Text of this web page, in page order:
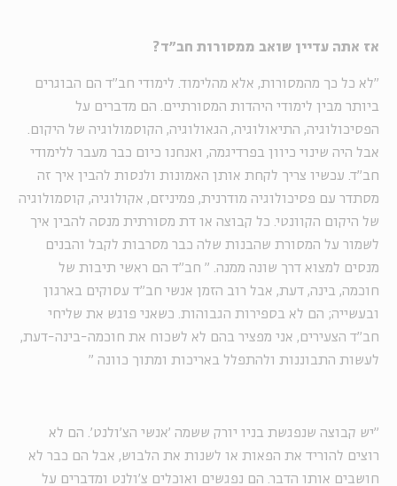
אז אתה עדיין שואב ממסורות חב"ד?
"לא כל כך מהמסורות, אלא מהלימוד. לימודי חב"ד הם הבוגרים
ביותר מבין לימודי היהדות המסורתיים. הם מדברים על
הפסיכולוגיה, התיאולוגיה, הגאולוגיה, הקוסמולוגיה של היקום.
אבל היה שינוי כיוון בפרדיגמה, ואנחנו כיום כבר מעבר ללימודי
חב"ד. עכשיו צריך לקחת אותן האמונות ולנסות להבין איך זה
מסתדר עם פסיכולוגיה מודרנית, פמיניזם, אקולוגיה, קוסמולוגיה
של היקום הקוונטי. כל קבוצה או דת מסורתית מנסה להבין איך
לשמור על המסורת שהבנות שלה כבר מסרבות לקבל והבנים
מנסים למצוא דרך שונה ממנה. " חב"ד הם ראשי תיבות של
חוכמה, בינה, דעת, אבל רוב הזמן אנשי חב"ד עסוקים בארגון
ובעשייה; הם לא בספירות הגבוהות. כשאני פוגש את שליחי
חב"ד הצעירים, אני מפציר בהם לא לשכוח את חוכמה-בינה-דעת,
לעשות התבוננות ולהתפלל באריכות ומתוך כוונה "
"יש קבוצה שנפגשת בניו יורק ששמה 'אנשי הצ'ולנט'. הם לא
רוצים להוריד את הפאות או לשנות את הלבוש, אבל הם כבר לא
חושבים אותו הדבר. הם נפגשים ואוכלים צ'ולנט ומדברים על